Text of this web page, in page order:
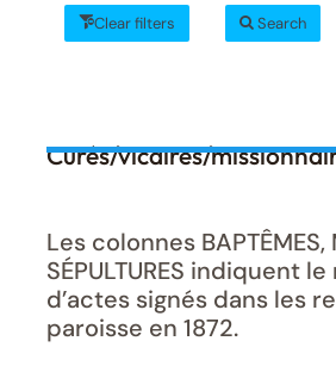
Clear filters Search
Curés/vicaires/
Les colonnes BAPTÊMES,
SÉPULTURES indiquent
d’actes signés dans les
paroisse en 1872.